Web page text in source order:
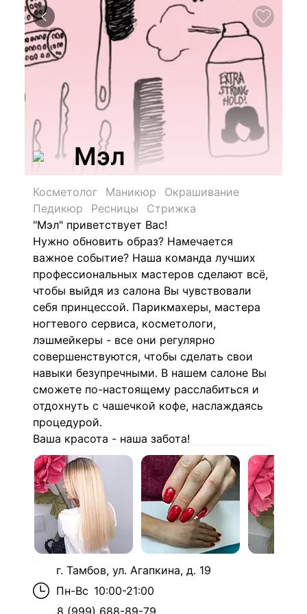
Мэл
Косметолог Маникюр
Окрашивание
Педикюр
Ресницы
Стрижка
"Мэл" приветствует Вас!
Нужно обновить образ? Намечается
важное событие? Наша команда лучших
профессиональных мастеров сделают всё,
чтобы выйдя из салона Вы чувствовали
себя принцессой. Парикмахеры, мастера
ногтевого сервиса, косметологи,
лэшмейкеры - все они регулярно
совершенствуются, чтобы сделать свои
навыки безупречными. В нашем салоне Вы
сможете по-настоящему расслабиться и
отдохнуть с чашечкой кофе, наслаждаясь
процедурой.
Ваша красота - наша забота!
г. Тамбов, ул. Агапкина, д. 19
Пн-Вс 10:00-21:00
8 (999) 688-89-79